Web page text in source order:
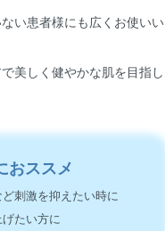
い患者様にも広くお使いい
美しく健やかな肌を目指し
おススメ
刺激を抑えたい時に
たい方に